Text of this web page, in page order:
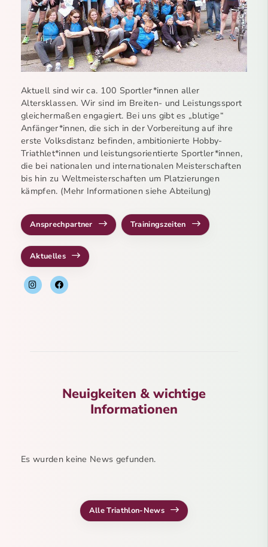
Aktuell sind wir ca. 100 Sportler*innen aller
Altersklassen. Wir sind im Breiten- und Leistungssport
gleichermaßen engagiert. Bei uns gibt es „blutige“
Anfänger*innen, die sich in der Vorbereitung auf ihre
erste Volksdistanz befinden, ambitionierte Hobby-
Triathlet*innen und leistungsorientierte Sportler*innen,
die bei nationalen und internationalen Meisterschaften
bis hin zu Weltmeisterschaften um Platzierungen
kämpfen. (Mehr Informationen siehe Abteilung)
Ansprechpartner Trainingszeiten
Aktuelles
Neuigkeiten & wichtige
Informationen
Es wurden keine News gefunden.
Alle Triathlon-News